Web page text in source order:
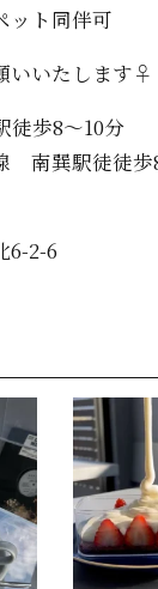
ット同伴可
いいたします‍♀️
歩8〜10分
南巽駅徒徒歩
6-2-6